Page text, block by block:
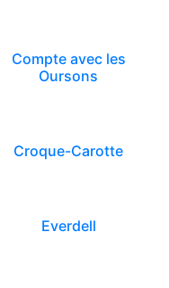
Compte avec les
Oursons
Croque-Carotte
Everdell